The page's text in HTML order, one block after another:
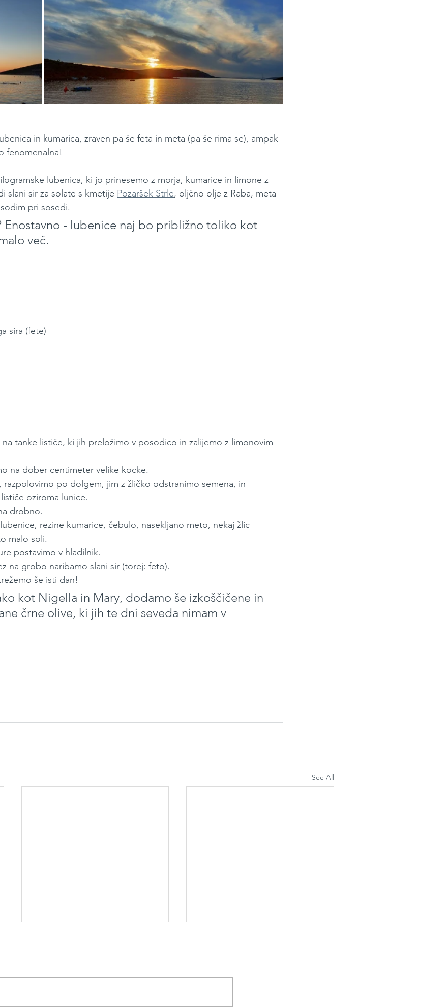
in kumarica, zraven pa še feta in meta (pa še rima se), ampak
fenomenalna!
lubenica, ki jo prinesemo z morja, kumarice in limone z
slani sir za solate s kmetije Pozaršek Strle, oljčno olje z Raba, meta
pri sosedi.
Enostavno - lubenice naj bo približno toliko kot
več.
sira (fete)
tanke lističe, ki jih preložimo v posodico in zalijemo z limonovim
na dober centimeter velike kocke.
razpolovimo po dolgem, jim z žličko odstranimo semena, in
oziroma lunice.
drobno.
rezine kumarice, čebulo, nasekljano meto, nekaj žlic
malo soli.
postavimo v hladilnik.
na grobo naribamo slani sir (torej: feto).
še isti dan!
kot Nigella in Mary, dodamo še izkoščičene in
črne olive, ki jih te dni seveda nimam v
See All